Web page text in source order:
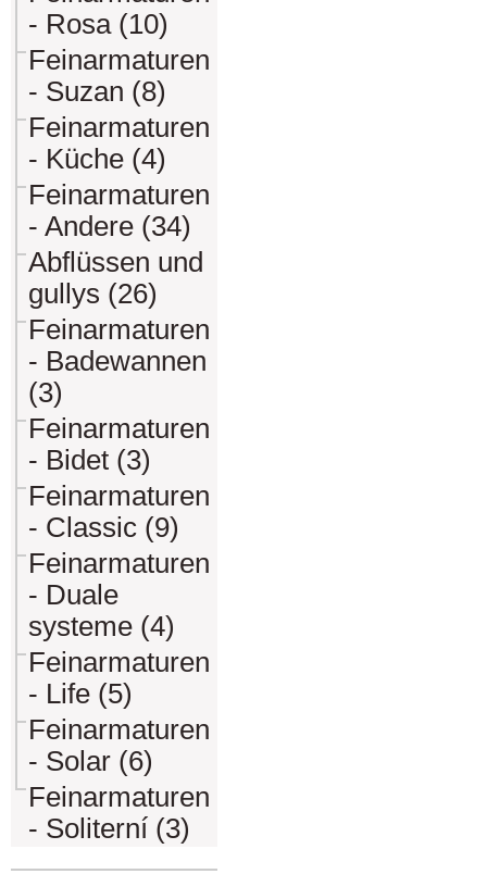
- Rosa (10)
Feinarmaturen
- Suzan (8)
Feinarmaturen
- Küche (4)
Feinarmaturen
- Andere (34)
Abflüssen und
gullys (26)
Feinarmaturen
- Badewannen
(3)
Feinarmaturen
- Bidet (3)
Feinarmaturen
- Classic (9)
Feinarmaturen
- Duale
systeme (4)
Feinarmaturen
- Life (5)
Feinarmaturen
- Solar (6)
Feinarmaturen
- Soliterní (3)